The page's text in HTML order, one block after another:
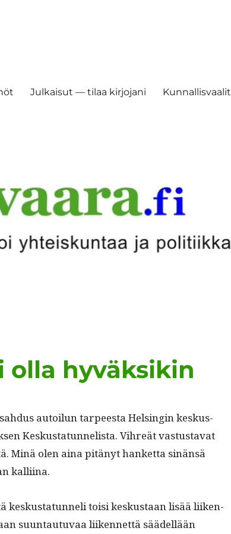
Julkaisut — tilaa kirjojani Kunnallisvaalit
olla hyväksikin
autoilun tarpeesta Helsin­gin keskus­
Keskus­tatun­nelista. Vihreät vas­tus­ta­vat
Minä olen aina pitänyt han­ket­ta sinän­sä
kalliina.
keskus­tatun­neli toisi keskus­taan lisää liiken­
suun­tau­tu­vaa liiken­net­tä säädel­lään